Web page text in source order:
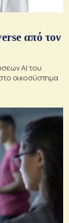
από τον
ΑΙ του
οικοσύστημα